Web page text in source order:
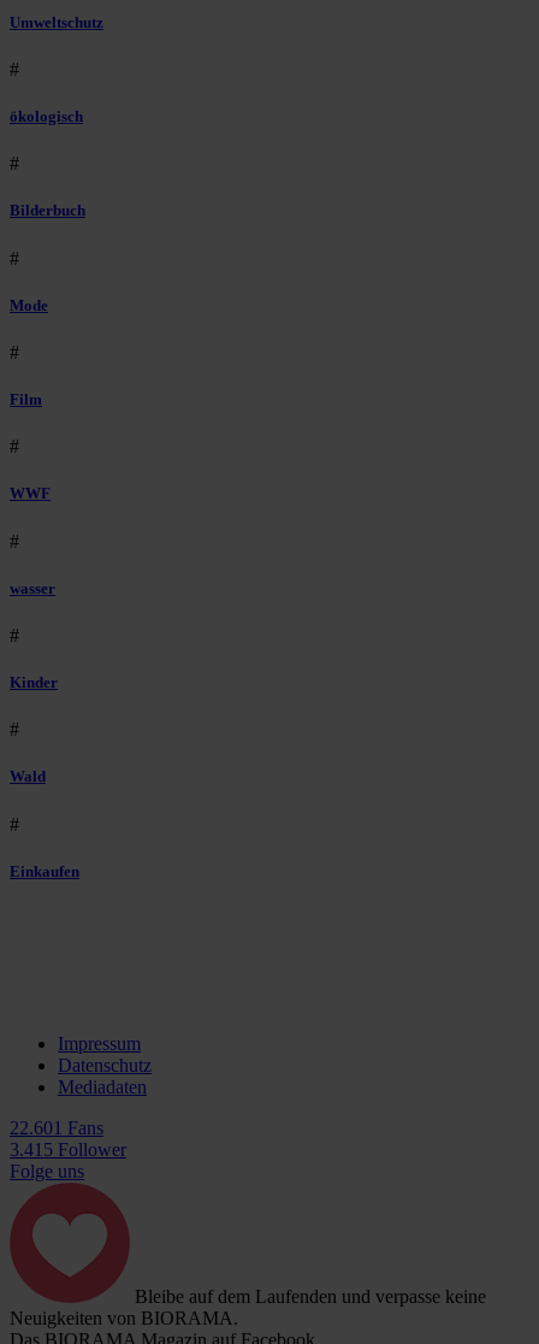
Umweltschutz
#
ökologisch
#
Bilderbuch
#
Mode
#
Film
#
WWF
#
wasser
#
Kinder
#
Wald
#
Einkaufen
Impressum
Datenschutz
Mediadaten
22.601 Fans
3.415 Follower
Folge uns
Bleibe auf dem Laufenden und verpasse keine
Neuigkeiten von BIORAMA.
Das BIORAMA Magazin auf Facebook.